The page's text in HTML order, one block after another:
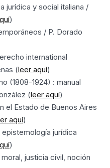
jurídica y social italiana /
)
/ P. Dorado
international
(leer aquí)
(1808-1924) : manual
(leer aquí)
el Estado de Buenos Aires
aquí)
jurídica
)
justicia civil, noción